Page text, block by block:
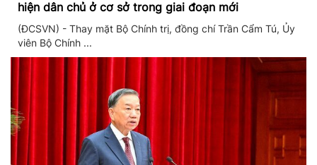
hiện dân chủ ở cơ sở trong giai đoạn mới
(ĐCSVN) - Thay mặt Bộ Chính trị, đồng chí Trần Cẩm Tú, Ủy
viên Bộ Chính ...